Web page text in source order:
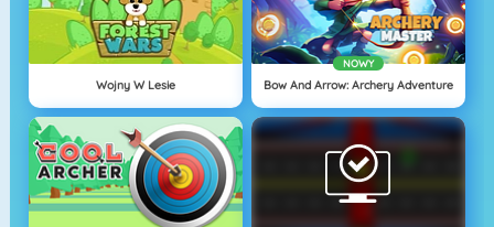
Wojny W Lesie
NOWY
Bow And Arrow: Archery Adventure